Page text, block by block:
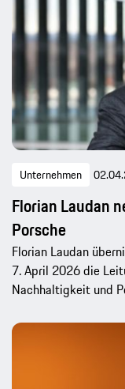
Unternehmen
Florian Laudan
Porsche
Florian Laudan
7. April 2026 die
Nachhaltigkeit und